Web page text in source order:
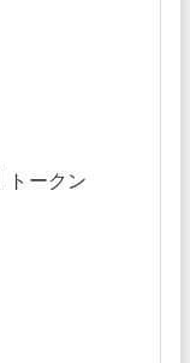
トークン